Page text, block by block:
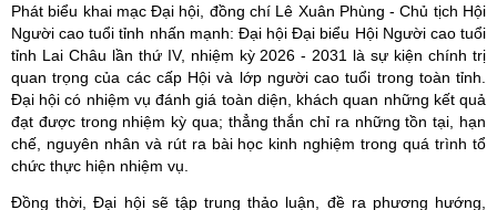
Phát biểu khai mạc Đại hội, đồng chí Lê Xuân Phùng - Chủ tịch Hội
Người cao tuổi tỉnh nhấn mạnh: Đại hội Đại biểu Hội Người cao tuổi
tỉnh Lai Châu lần thứ IV, nhiệm kỳ 2026 - 2031 là sự kiện chính trị
quan trọng của các cấp Hội và lớp người cao tuổi trong toàn tỉnh.
Đại hội có nhiệm vụ đánh giá toàn diện, khách quan những kết quả
đạt được trong nhiệm kỳ qua; thẳng thắn chỉ ra những tồn tại, hạn
chế, nguyên nhân và rút ra bài học kinh nghiệm trong quá trình tổ
chức thực hiện nhiệm vụ.
Đồng thời, Đại hội sẽ tập trung thảo luận, đề ra phương hướng,